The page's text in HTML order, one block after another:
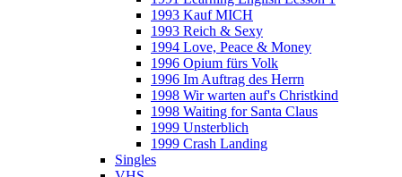
1993 Kauf MICH
1993 Reich & Sexy
1994 Love, Peace & Money
1996 Opium fürs Volk
1996 Im Auftrag des Herrn
1998 Wir warten auf's Christkind
1998 Waiting for Santa Claus
1999 Unsterblich
1999 Crash Landing
Singles